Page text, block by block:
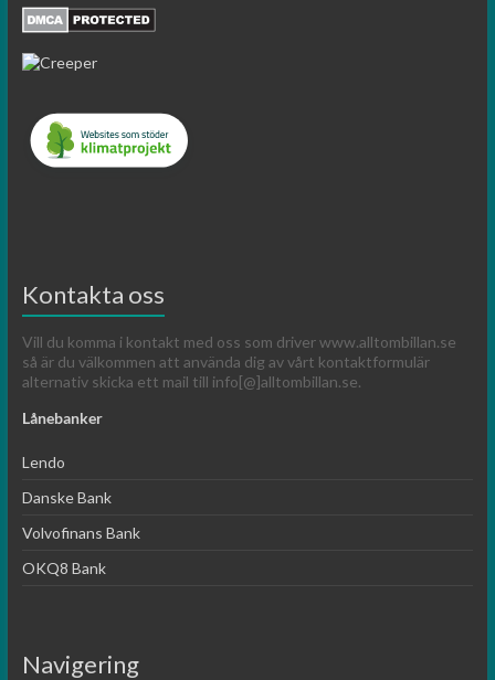
Kontakta oss
Vill du komma i kontakt med oss som driver www.alltombillan.se
så är du välkommen att använda dig av vårt kontaktformulär
alternativ skicka ett mail till info[@]alltombillan.se.
Lånebanker
Lendo
Danske Bank
Volvofinans Bank
OKQ8 Bank
Navigering